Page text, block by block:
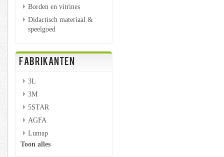
Borden en vitrines
Didactisch materiaal &
speelgoed
FABRIKANTEN
3L
3M
5STAR
AGFA
Lumap
Toon alles